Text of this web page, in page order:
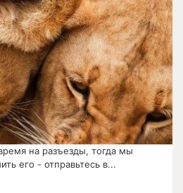
на разъезды, тогда мы
его - отправьтесь в...